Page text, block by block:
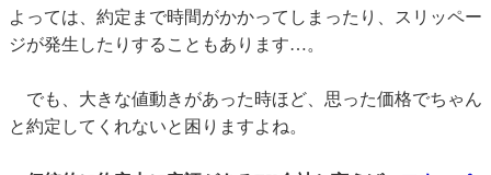
よっては、約定まで時間がかかってしまったり、スリッペー
ジが発生したりすることもあります…。
でも、大きな値動きがあった時ほど、思った価格でちゃん
と約定してくれないと困りますよね。